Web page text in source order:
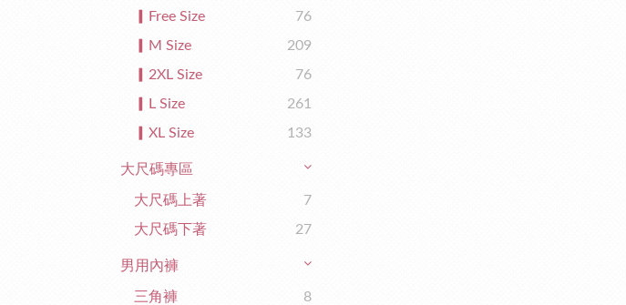
▎Free Size
76
▎M Size
209
▎2XL Size
76
▎L Size
261
▎XL Size
133
大尺碼專區
大尺碼上著
7
大尺碼下著
27
男用內褲
三角褲
8